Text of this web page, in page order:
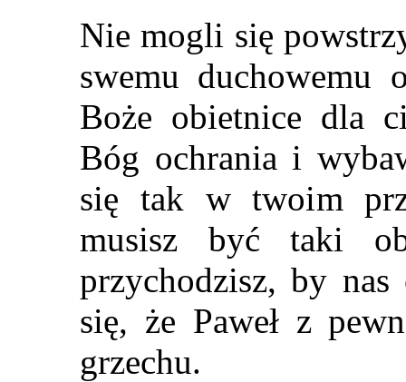
Nie mogli się
swemu duchowemu
Boże obietnice dla
Bóg ochrania i
się tak w twoim
musisz być taki
przychodzisz, by nas
się, że Paweł z
grzechu.